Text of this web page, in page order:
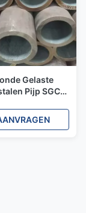
Gelaste
Pijp SGCC
Voor